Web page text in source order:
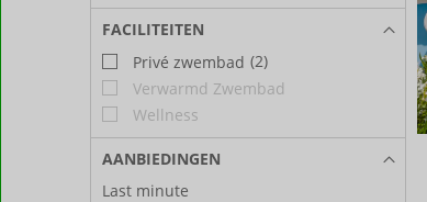
FACILITEITEN
Privé zwembad (2)
Verwarmd Zwembad
Wellness
AANBIEDINGEN
Last minute